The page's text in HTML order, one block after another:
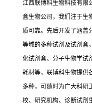
江西联博科生物科技有限
盒生物公司，我们注于生
质可靠。先后开发了涵盖
等域的多种试剂及试剂盒
化试剂盒、分子生物学试
耗材等，联博科生物提供
多种，可随时为广大科研
校、研究机构、诊断试剂